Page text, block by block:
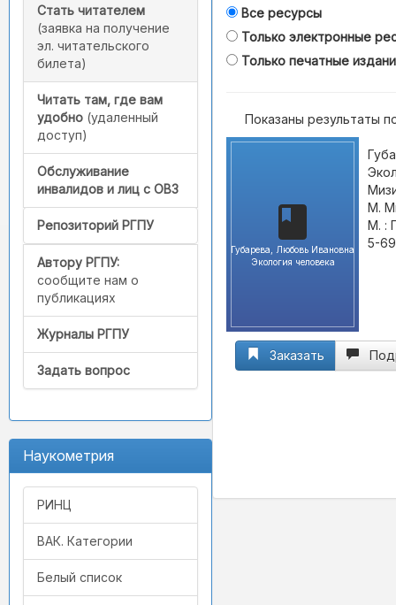
Стать читателем
(заявка на получение
эл. читательского
билета)
Читать там, где вам
удобно (удаленный
доступ)
Обслуживание
инвалидов и лиц с ОВЗ
Репозиторий РГПУ
Автору РГПУ:
сообщите нам о
публикациях
Журналы РГПУ
Задать вопрос
Наукометрия
РИНЦ
ВАК. Категории
Белый список
Все ресурсы
Только электронные
Только печатные
Показаны результаты
Губарева, Любовь Ивановна
Экология человека
М.
М. :
5-
Заказать